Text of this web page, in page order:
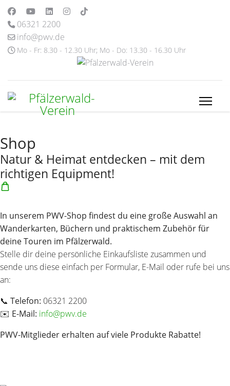
06321 2200
info@pwv.de
Mo - Fr: 8.30 - 12.30 Uhr; Mo - Do: 13.30 - 16.30 Uhr
Shop
Natur & Heimat entdecken – mit dem
richtigen Equipment!
In unserem PWV-Shop findest du eine große Auswahl an
Wanderkarten, Büchern und praktischem Zubehör für
deine Touren im Pfälzerwald.
Stelle dir deine persönliche Einkaufsliste zusammen und
sende uns diese einfach per Formular, E-Mail oder rufe bei uns
an:
📞 Telefon: 06321 2200
✉️ E-Mail: info@pwv.de
PWV-Mitglieder erhalten auf viele Produkte Rabatte!